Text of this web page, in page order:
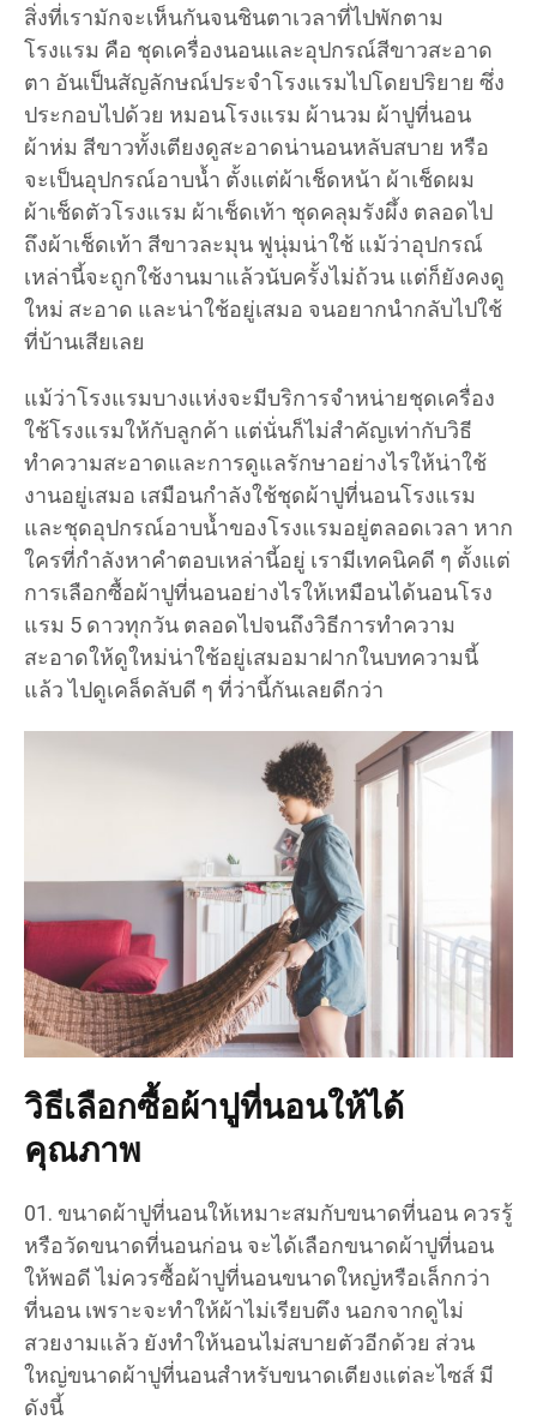
สิ่งที่เรามักจะเห็นกันจนชินตาเวลาที่ไปพักตาม
โรงแรม คือ ชุดเครื่องนอนและอุปกรณ์สีขาวสะอาด
ตา อันเป็นสัญลักษณ์ประจำโรงแรมไปโดยปริยาย ซึ่ง
ประกอบไปด้วย หมอนโรงแรม ผ้านวม ผ้าปูที่นอน
ผ้าห่ม สีขาวทั้งเตียงดูสะอาดน่านอนหลับสบาย หรือ
จะเป็นอุปกรณ์อาบน้ำ ตั้งแต่ผ้าเช็ดหน้า ผ้าเช็ดผม
ผ้าเช็ดตัวโรงแรม ผ้าเช็ดเท้า ชุดคลุมรังผึ้ง ตลอดไป
ถึงผ้าเช็ดเท้า สีขาวละมุน ฟูนุ่มน่าใช้ แม้ว่าอุปกรณ์
เหล่านี้จะถูกใช้งานมาแล้วนับครั้งไม่ถ้วน แต่ก็ยังคงดู
ใหม่ สะอาด และน่าใช้อยู่เสมอ จนอยากนำกลับไปใช้
ที่บ้านเสียเลย
แม้ว่าโรงแรมบางแห่งจะมีบริการจำหน่ายชุดเครื่อง
ใช้โรงแรมให้กับลูกค้า แต่นั่นก็ไม่สำคัญเท่ากับวิธี
ทำความสะอาดและการดูแลรักษาอย่างไรให้น่าใช้
งานอยู่เสมอ เสมือนกำลังใช้ชุดผ้าปูที่นอนโรงแรม
และชุดอุปกรณ์อาบน้ำของโรงแรมอยู่ตลอดเวลา หาก
ใครที่กำลังหาคำตอบเหล่านี้อยู่ เรามีเทคนิคดี ๆ ตั้งแต่
การเลือกซื้อผ้าปูที่นอนอย่างไรให้เหมือนได้นอนโรง
แรม 5 ดาวทุกวัน ตลอดไปจนถึงวิธีการทำความ
สะอาดให้ดูใหม่น่าใช้อยู่เสมอมาฝากในบทความนี้
แล้ว ไปดูเคล็ดลับดี ๆ ที่ว่านี้กันเลยดีกว่า
วิธีเลือกซื้อผ้าปูที่นอนให้ได้
คุณภาพ
ขนาดผ้าปูที่นอนให้เหมาะสมกับขนาดที่นอน ควรรู้
หรือวัดขนาดที่นอนก่อน จะได้เลือกขนาดผ้าปูที่นอน
ให้พอดี ไม่ควรซื้อผ้าปูที่นอนขนาดใหญ่หรือเล็กกว่า
ที่นอน เพราะจะทำให้ผ้าไม่เรียบตึง นอกจากดูไม่
สวยงามแล้ว ยังทำให้นอนไม่สบายตัวอีกด้วย ส่วน
ใหญ่ขนาดผ้าปูที่นอนสำหรับขนาดเตียงแต่ละไซส์ มี
ดังนี้